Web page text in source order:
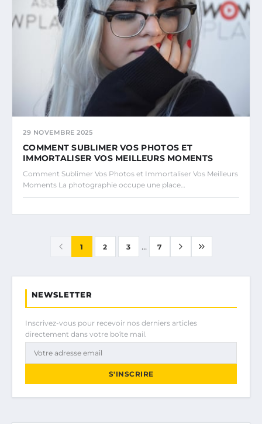
29 NOVEMBRE 2025
COMMENT SUBLIMER VOS PHOTOS ET
IMMORTALISER VOS MEILLEURS MOMENTS
Comment Sublimer Vos Photos et Immortaliser Vos Meilleurs
Moments La photographie occupe une place…
1 2 3 ... 7
NEWSLETTER
Inscrivez-vous pour recevoir nos derniers articles
directement dans votre boîte mail.
S'INSCRIRE